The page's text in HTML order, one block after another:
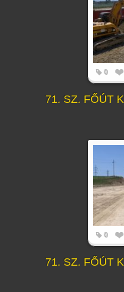
0
71. SZ. FŐÚT
0
71. SZ. FŐÚT